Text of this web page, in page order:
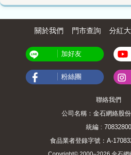
案。它旨
關係，會
而了解如
並讓金錢
財富自由
每個人都
於自己的
的追求。
於那些令
讓人明白
女人的態
並未單純
視，而是
欲望關係
制有暴力
爹），有
有情愛性
的引誘）
占有，都
翻轉，尤
小。然而
「強大」呢？ 第
《因為我
魚臉龐吸
龍正從遠
鱷魚與暴
黃色眼睛
來，書名
竟指的是
更有趣的
前，便能
對這本書
頭」，也
親。每次
害自己最
的那個念
對身邊人
到，人的
的尊嚴與自由。
《我可能
讀者的最
關於我們 門市查詢 分紅
加好友
粉絲團
聯絡我們
公司名稱：金石網絡股
統編 : 70832800
食品業者登錄字號：A-